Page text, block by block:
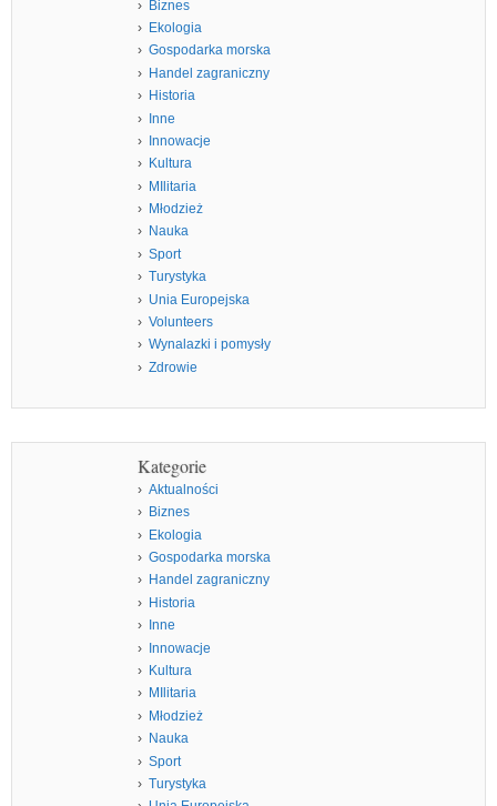
Biznes
Ekologia
Gospodarka morska
Handel zagraniczny
Historia
Inne
Innowacje
Kultura
MIlitaria
Młodzież
Nauka
Sport
Turystyka
Unia Europejska
Volunteers
Wynalazki i pomysły
Zdrowie
Kategorie
Aktualności
Biznes
Ekologia
Gospodarka morska
Handel zagraniczny
Historia
Inne
Innowacje
Kultura
MIlitaria
Młodzież
Nauka
Sport
Turystyka